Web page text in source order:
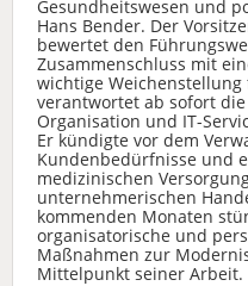
Gesundheitswesen und
Hans Bender. Der
bewertet den
Zusammenschluss mit
wichtige
verantwortet ab sofort die
Organisation und IT-
Er kündigte vor dem
Kundenbedürfnisse und
medizinischen
unternehmerischen
kommenden Monaten
organisatorische und
Maßnahmen zur
Mittelpunkt seiner Arbeit.